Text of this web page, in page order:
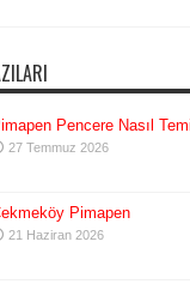
Pencere Nasıl
27 Temmuz 2026
Pimapen
21 Haziran 2026